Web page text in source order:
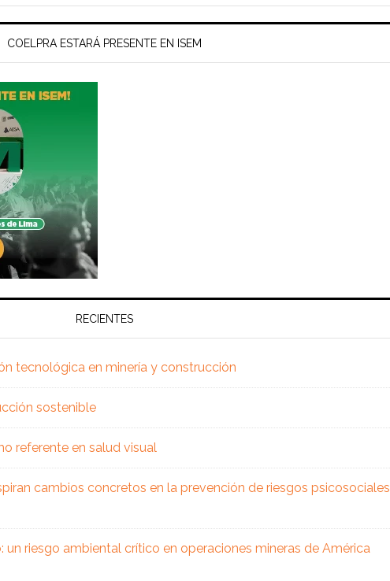
COELPRA ESTARÁ PRESENTE EN ISEM
RECIENTES
tecnológica en minería y construcción
sostenible
referente en salud visual
cambios concretos en la prevención de riesgos psicosociales
un riesgo ambiental crítico en operaciones mineras de América